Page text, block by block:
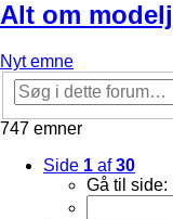
Alt om
Nyt emne
747 emner
Side 1 af30
Gå til side: